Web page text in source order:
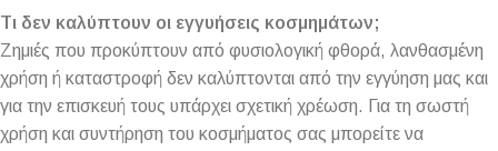
Τι δεν καλύπτουν οι εγγυήσεις κοσμημάτων;
Ζημιές που προκύπτουν από φυσιολογική φθορά, λανθασμένη
χρήση ή καταστροφή δεν καλύπτονται από την εγγύηση μας και
για την επισκευή τους υπάρχει σχετική χρέωση. Για τη σωστή
χρήση και συντήρηση του κοσμήματος σας μπορείτε να